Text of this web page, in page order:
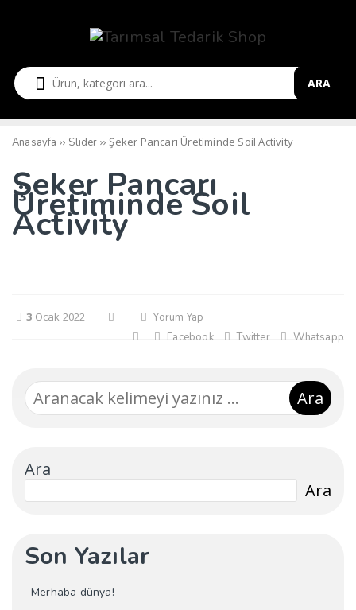
ARA
Anasayfa ›› Slider ››Şeker Pancarı Üretiminde Soil Activity
Şeker Pancarı
Üretiminde Soil
Activity
3 Ocak 2022
Yorum Yap
Facebook
Twitter Whatsapp
Ara
Ara
Ara
Son Yazılar
Merhaba dünya!